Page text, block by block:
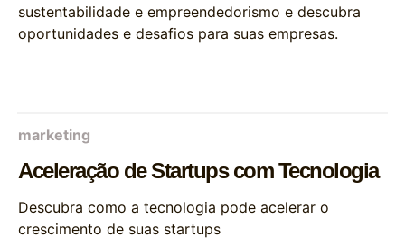
sustentabilidade e empreendedorismo e descubra
oportunidades e desafios para suas empresas.
marketing
Aceleração de Startups com Tecnologia
Descubra como a tecnologia pode acelerar o
crescimento de suas startups